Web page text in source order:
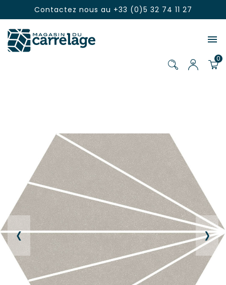
Contactez nous au +33 (0)5 32 74 11 27

0
‹ ›